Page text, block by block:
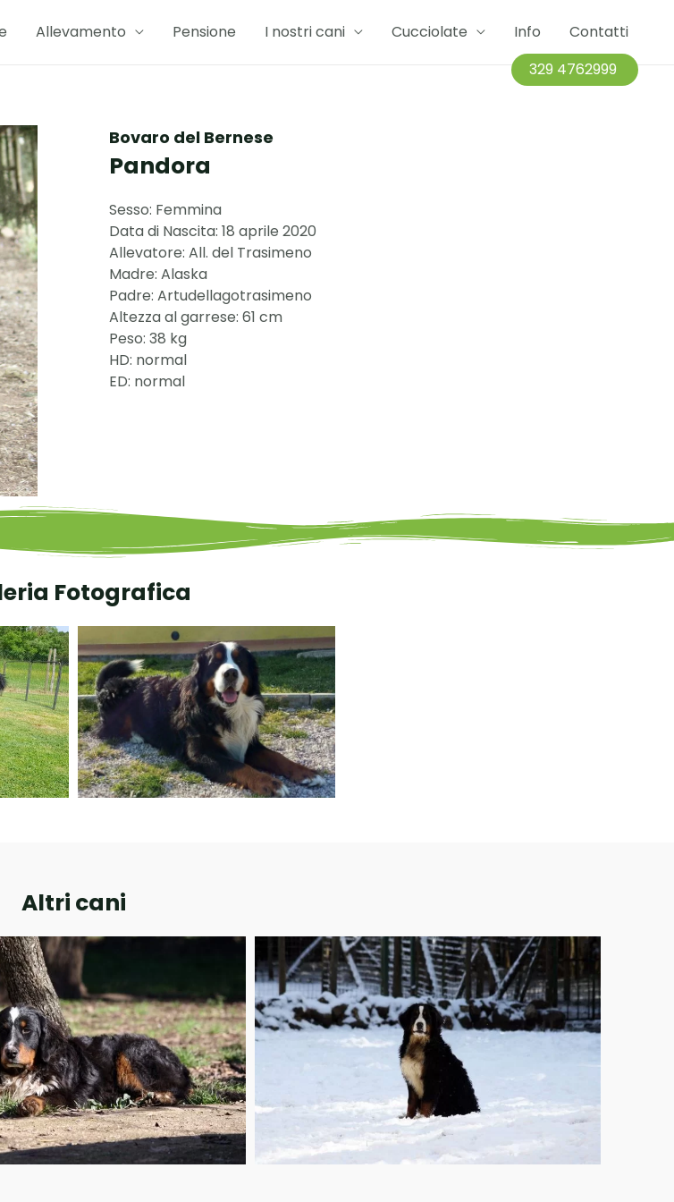
Allevamento Pensione I nostri cani Cucciolate Info
Contatti
329 4762999
Bovaro del Bernese
Pandora
Sesso: Femmina
Data di Nascita: 18 aprile 2020
Allevatore: All. del Trasimeno
Madre: Alaska
Padre: Artudellagotrasimeno
Altezza al garrese: 61 cm
Peso: 38 kg
HD: normal
ED: normal
Fotografica
Altri cani